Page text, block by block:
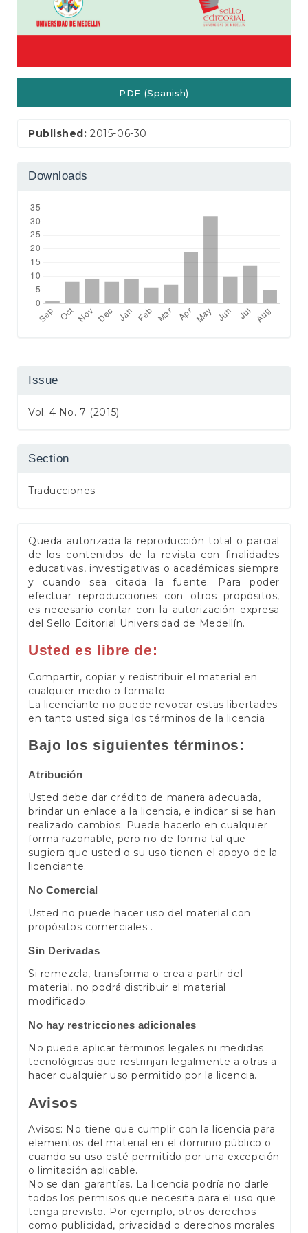
PDF (Spanish)
Published:2015-06-30
Downloads
Issue
Vol. 4 No. 7 (2015)
Section
Traducciones
Queda autorizada la reproducción total o parcial
de los contenidos de la revista con finalidades
educativas, investigativas o académicas siempre
y cuando sea citada la fuente. Para poder
efectuar reproducciones con otros propósitos,
es necesario contar con la autorización expresa
del Sello Editorial Universidad de Medellín.
Usted es libre de:
Compartir, copiar y redistribuir el material en
cualquier medio o formato
La licenciante no puede revocar estas libertades
en tanto usted siga los términos de la licencia
Bajo los siguientes términos:
Atribución
Usted debe dar crédito de manera adecuada,
brindar un enlace a la licencia, e indicar si se han
realizado cambios. Puede hacerlo en cualquier
forma razonable, pero no de forma tal que
sugiera que usted o su uso tienen el apoyo de la
licenciante.
No Comercial
Usted no puede hacer uso del material con
propósitos comerciales .
Sin Derivadas
Si remezcla, transforma o crea a partir del
material, no podrá distribuir el material
modificado.
No hay restricciones adicionales
No puede aplicar términos legales ni medidas
tecnológicas que restrinjan legalmente a otras a
hacer cualquier uso permitido por la licencia.
Avisos
Avisos: No tiene que cumplir con la licencia para
elementos del material en el dominio público o
cuando su uso esté permitido por una excepción
o limitación aplicable.
No se dan garantías. La licencia podría no darle
todos los permisos que necesita para el uso que
tenga previsto. Por ejemplo, otros derechos
como publicidad, privacidad o derechos morales